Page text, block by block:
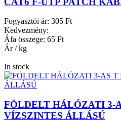
Fogyasztói ár: 305 Ft
Kedvezmény:
Áfa összege: 65 Ft
Ár / kg
In stock
FÖLDELT HÁLÓZATI 3-
VÍZSZINTES ÁLLÁSÚ